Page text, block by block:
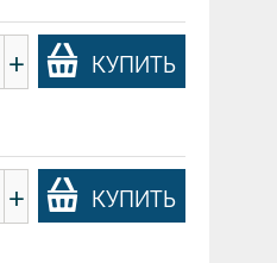
+ КУПИТЬ
+ КУПИТЬ